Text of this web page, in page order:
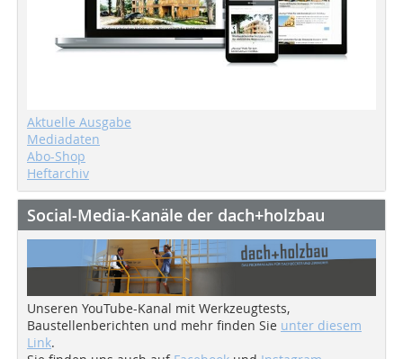
Aktuelle Ausgabe
Mediadaten
Abo-Shop
Heftarchiv
Social-Media-Kanäle der dach+holzbau
Unseren YouTube-Kanal mit Werkzeugtests,
Baustellenberichten und mehr finden Sie unter diesem
Link.